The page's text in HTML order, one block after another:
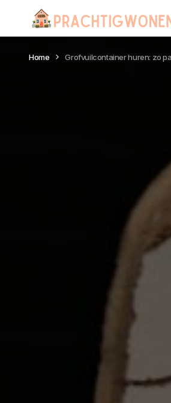
Home Grofvuilcontainer huren: zo